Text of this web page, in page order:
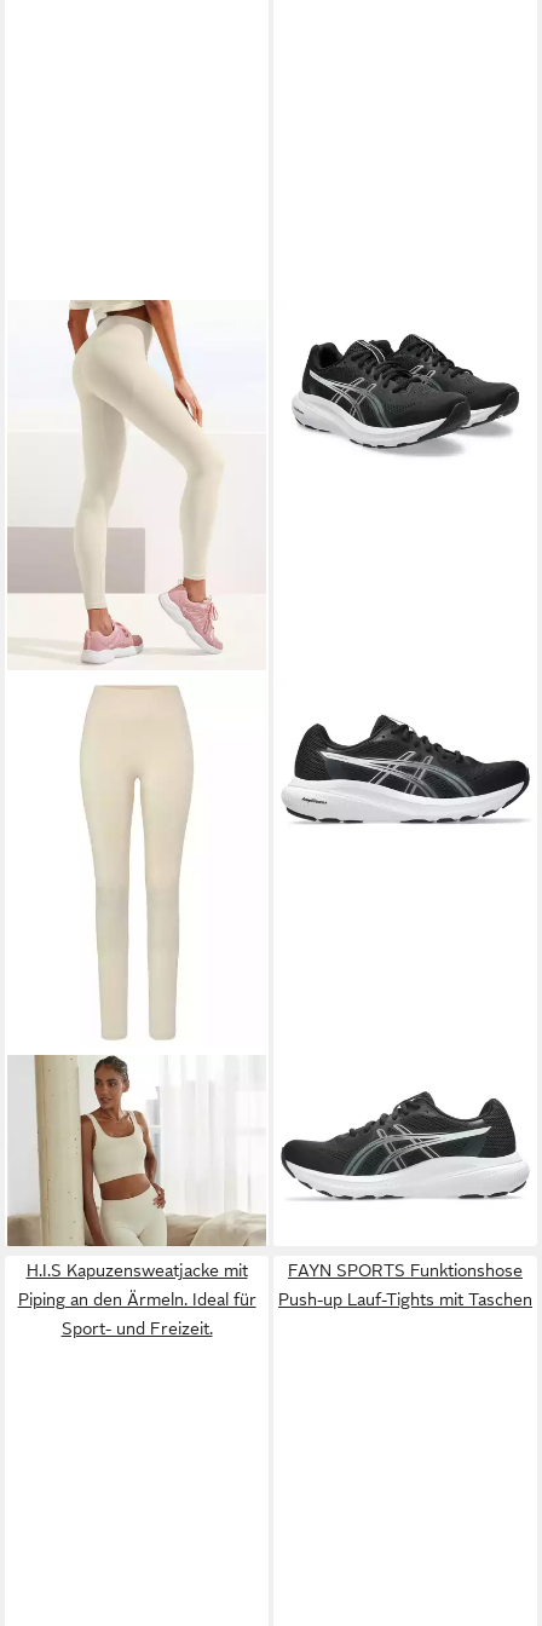
LASCANASeamless Leggings
Po Push Up mit Rippstruktur
und Shapingeffekt, Sporthose,
Sportleggings
24,99 € UVP39,99 €
54,99 € UVP75,00 €
-27%
H.I.S Kapuzensweatjacke mit
Piping an den Ärmeln. Ideal für
Sport- und Freizeit.
FAYN SPORTS Funktionshose
Push-up Lauf-Tights mit Taschen